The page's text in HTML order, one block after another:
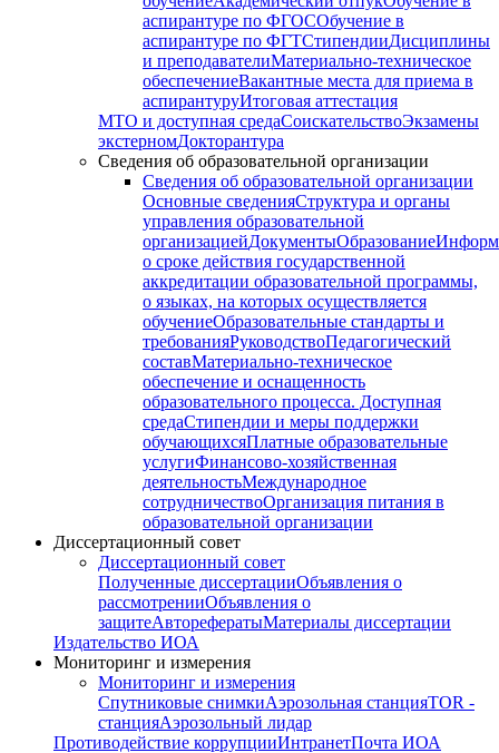
аспирантуре по ФГОСОбучение в
аспирантуре по ФГТСтипендииДисциплины
и преподавателиМатериально-техническое
обеспечениеВакантные места для приема в
аспирантуруИтоговая аттестация
МТО и доступная средаСоискательствоЭкзамены
экстерномДокторантура
Сведения об образовательной организации
Сведения об образовательной организации
Основные сведенияСтруктура и органы
управления образовательной
организациейДокументыОбразование
о сроке действия государственной
аккредитации образовательной программы,
о языках, на которых осуществляется
обучениеОбразовательные стандарты и
требованияРуководствоПедагогический
составМатериально-техническое
обеспечение и оснащенность
образовательного процесса. Доступная
средаСтипендии и меры поддержки
обучающихсяПлатные образовательные
услугиФинансово-хозяйственная
деятельностьМеждународное
сотрудничествоОрганизация питания в
образовательной организации
Диссертационный совет
Диссертационный совет
Полученные диссертацииОбъявления о
рассмотренииОбъявления о
защитеАвторефератыМатериалы диссертации
Издательство ИОА
Мониторинг и измерения
Мониторинг и измерения
Спутниковые снимкиАэрозольная станцияTOR -
станцияАэрозольный лидар
Противодействие коррупцииИнтранетПочта ИОА